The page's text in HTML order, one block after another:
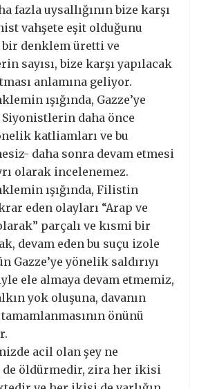
fazla uysallığının bize karşı
vahşete eşit olduğunu
denklem üretti ve
sayısı, bize karşı yapılacak
anlamına geliyor.
ışığında, Gazze’ye
daha önce
katliamları ve bu
daha sonra devam etmesi
olarak incelenemez.
ışığında, Filistin
eden olayları “Arap ve
parçalı ve kısmi bir
devam eden bu suçu izole
Gazze’ye yönelik saldırıyı
ele almaya devam etmemiz,
yok oluşuna, davanın
önünü
acil olan şey ne
de öldürmedir, zira her ikisi